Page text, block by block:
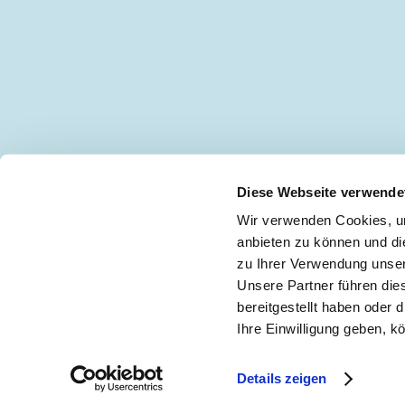
Diese Webseite
Wir verwenden Cookies,
anbieten zu können und
zu Ihrer Verwendung
Unsere Partner führen
bereitgestellt haben oder
Ihre Einwilligung geben,
Details zeigen
Keine Neuigkeiten mehr verpassen! 🖋